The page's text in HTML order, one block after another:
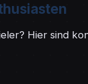
Hier sind